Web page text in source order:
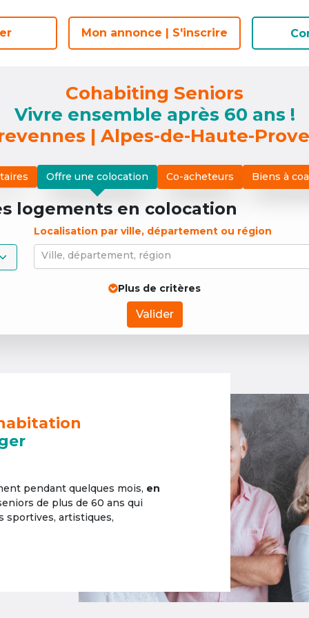
Mon annonce | S'inscrire
Mon annonce | S'inscrire
Cohabiting Seniors
Vivre ensemble après 60 ans !
| Alpes-de-Haute-
Offre une colocation Co-acheteurs Biens à
logements en colocation
Localisation par ville, département ou région
Ville, département, région
Plus de critères
Valider
pendant quelques mois, en
de plus de 60 ans qui
sportives, artistiques,